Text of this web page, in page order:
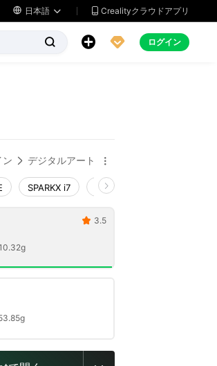
 日本語   Crealityクラウドアプリ
   ログイン
ン  デジタルアート 
SPARKX i7 Creality Hi
 3.5